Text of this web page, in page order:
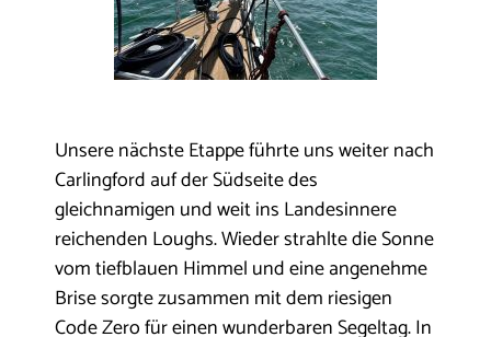
Unsere nächste Etappe führte uns weiter nach
Carlingford auf der Südseite des
gleichnamigen und weit ins Landesinnere
reichenden Loughs. Wieder strahlte die Sonne
vom tiefblauen Himmel und eine angenehme
Brise sorgte zusammen mit dem riesigen
Code Zero für einen wunderbaren Segeltag. In